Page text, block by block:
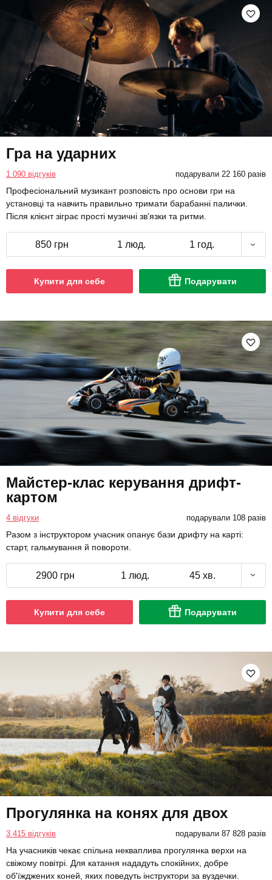
Гра на ударних
1 090 відгуків подарували 22 160 разів
Професіональний музикант розповість про основи гри на
установці та навчить правильно тримати барабанні палички.
Після клієнт зіграє прості музичні зв'язки та ритми.
850 грн 1 люд. 1 год.
Купити для себе Подарувати
Майстер-клас керування дрифт-
картом
4 відгуки подарували 108 разів
Разом з інструктором учасник опанує бази дрифту на карті:
старт, гальмування й повороти.
2900 грн 1 люд. 45 хв.
Купити для себе Подарувати
Прогулянка на конях для двох
3 415 відгуків подарували 87 828 разів
На учасників чекає спільна некваплива прогулянка верхи на
свіжому повітрі. Для катання нададуть спокійних, добре
об'їжджених коней, яких поведуть інструктори за вуздечки.